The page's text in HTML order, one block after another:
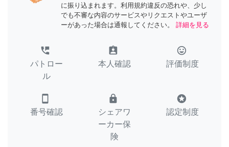
に振り込まれます。利用規約違反の恐れや、少し
でも不審な内容のサービスやリクエストやユーザ
ーがあった場合は通報してください。
詳細を見る
perm_phone_msg
パトロー
ル
assignment_ind
本人確認
tag_faces
評価制度
smartphone
番号確認
lock
シェアワ
ーカー保
険
stars
認定制度